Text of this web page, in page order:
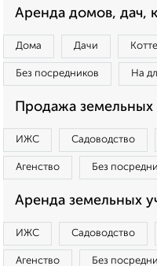
Аренда домов, дач,
Дома Дачи
Без посредников На
Продажа земельных
ИЖС Садоводство
Агенство Без
Аренда земельных
ИЖС Садоводство
Агенство Без